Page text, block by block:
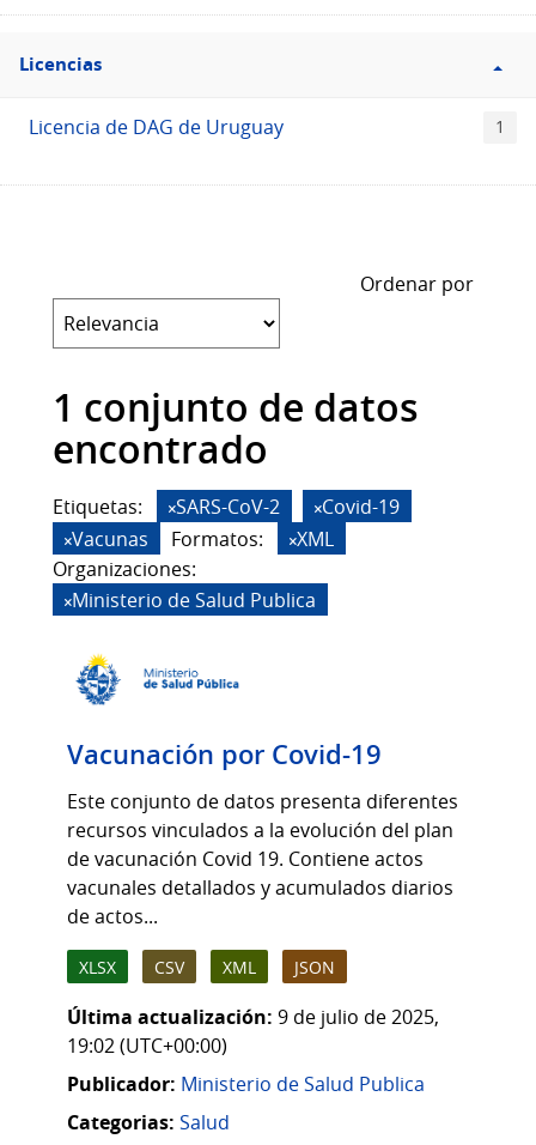
Filtro
Licencias
Licencias
Licencia de DAG de Uruguay 1
Ordenar por
1 conjunto de datos
encontrado
Etiquetas: SARS-CoV-2
Covid-19
Vacunas
Formatos:
XML
Organizaciones:
Ministerio de Salud Publica
Vacunación por Covid-19
Este conjunto de datos presenta diferentes
recursos vinculados a la evolución del plan
de vacunación Covid 19. Contiene actos
vacunales detallados y acumulados diarios
de actos...
XLSX CSV XML JSON
Última actualización: 9 de julio de 2025,
19:02 (UTC+00:00)
Publicador: Ministerio de Salud Publica
Categorias: Salud